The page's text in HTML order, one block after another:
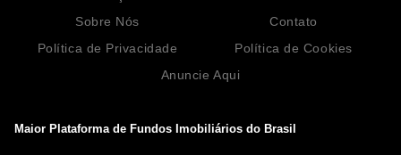
Maior Plataforma de Fundos Imobiliários do Brasil
Sobre Nós
Contato
Política de Privacidade
Política de Cookies
Anuncie Aqui